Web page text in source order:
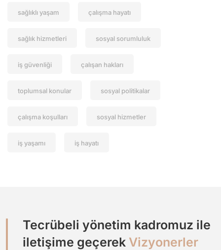
sağlıklı yaşam çalışma hayatı
sağlık hizmetleri sosyal sorumluluk
iş güvenliği çalışan hakları
toplumsal konular sosyal politikalar
çalışma koşulları sosyal hizmetler
iş yaşamı iş hayatı
Tecrübeli yönetim kadromuz ile
iletişime geçerek Vizyonerler